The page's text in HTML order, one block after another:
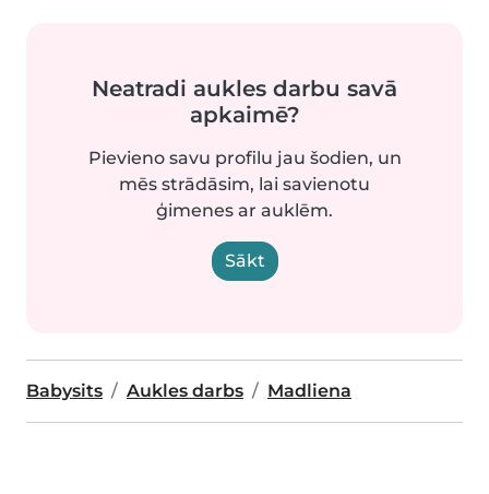
Neatradi aukles darbu savā
apkaimē?
Pievieno savu profilu jau šodien, un
mēs strādāsim, lai savienotu
ģimenes ar auklēm.
Sākt
Babysits Aukles darbs Madliena